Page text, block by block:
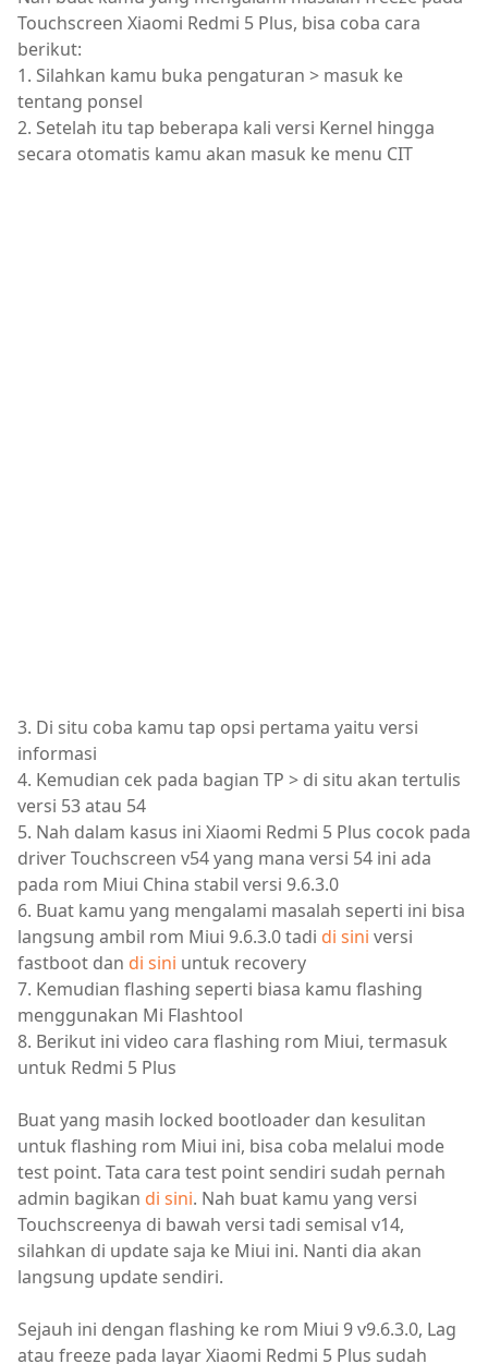
Touchscreen Xiaomi Redmi 5 Plus, bisa coba cara
berikut:
1. Silahkan kamu buka pengaturan > masuk ke
tentang ponsel
2. Setelah itu tap beberapa kali versi Kernel hingga
secara otomatis kamu akan masuk ke menu CIT
3. Di situ coba kamu tap opsi pertama yaitu versi
informasi
4. Kemudian cek pada bagian TP > di situ akan tertulis
versi 53 atau 54
5. Nah dalam kasus ini Xiaomi Redmi 5 Plus cocok pada
driver Touchscreen v54 yang mana versi 54 ini ada
pada rom Miui China stabil versi 9.6.3.0
6. Buat kamu yang mengalami masalah seperti ini bisa
langsung ambil rom Miui 9.6.3.0 tadi di sini versi
fastboot dan di sini untuk recovery
7. Kemudian flashing seperti biasa kamu flashing
menggunakan Mi Flashtool
8. Berikut ini video cara flashing rom Miui, termasuk
untuk Redmi 5 Plus
Buat yang masih locked bootloader dan kesulitan
untuk flashing rom Miui ini, bisa coba melalui mode
test point. Tata cara test point sendiri sudah pernah
admin bagikan di sini. Nah buat kamu yang versi
Touchscreenya di bawah versi tadi semisal v14,
silahkan di update saja ke Miui ini. Nanti dia akan
langsung update sendiri.
Sejauh ini dengan flashing ke rom Miui 9 v9.6.3.0, Lag
atau freeze pada layar Xiaomi Redmi 5 Plus sudah